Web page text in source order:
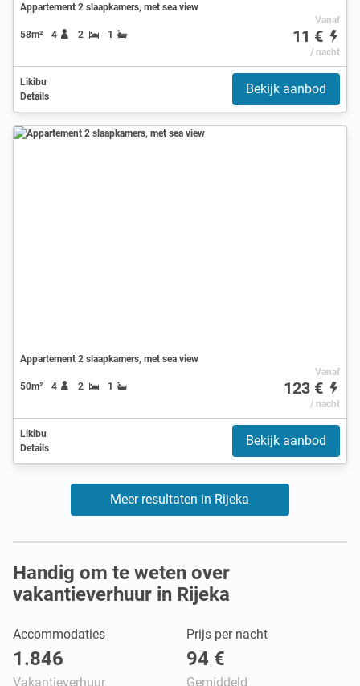
Appartement 2 slaapkamers, met sea view
58m² 4 2 1
Vanaf
11 €
/ nacht
Likibu
Details
Bekijk aanbod
Appartement 2 slaapkamers, met sea view
50m² 4 2 1
Vanaf
123 €
/ nacht
Likibu
Details
Bekijk aanbod
Meer resultaten in Rijeka
Handig om te weten over
vakantieverhuur in Rijeka
Accommodaties
1.846
Vakantieverhuur
Prijs per nacht
94 €
Gemiddeld